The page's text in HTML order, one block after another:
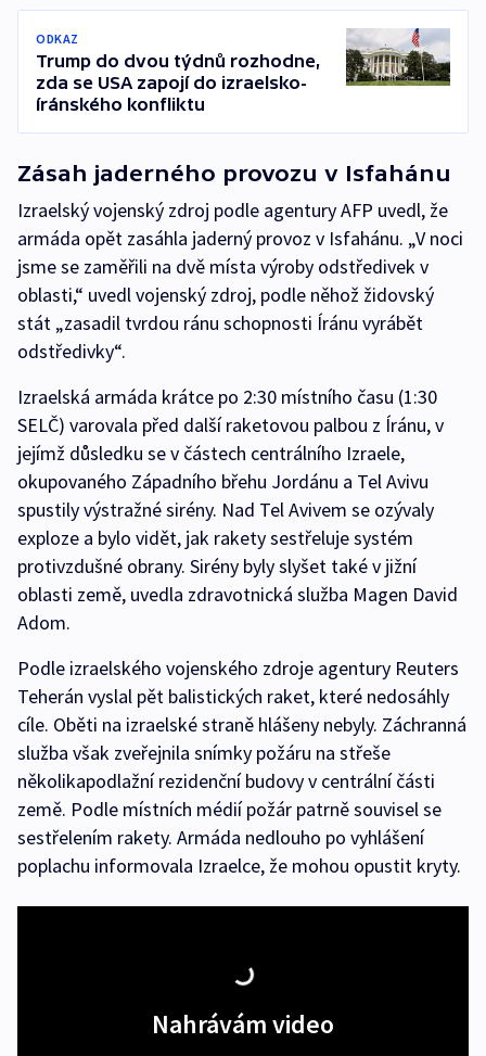
ODKAZ
Trump do dvou týdnů rozhodne,
zda se USA zapojí do izraelsko-
íránského konfliktu
Zásah jaderného provozu v Isfahánu
Izraelský vojenský zdroj podle agentury AFP uvedl, že
armáda opět zasáhla jaderný provoz v Isfahánu. „V noci
jsme se zaměřili na dvě místa výroby odstředivek v
oblasti,“ uvedl vojenský zdroj, podle něhož židovský
stát „zasadil tvrdou ránu schopnosti Íránu vyrábět
odstředivky“.
Izraelská armáda krátce po 2:30 místního času (1:30
SELČ) varovala před další raketovou palbou z Íránu, v
jejímž důsledku se v částech centrálního Izraele,
okupovaného Západního břehu Jordánu a Tel Avivu
spustily výstražné sirény. Nad Tel Avivem se ozývaly
exploze a bylo vidět, jak rakety sestřeluje systém
protivzdušné obrany. Sirény byly slyšet také v jižní
oblasti země, uvedla zdravotnická služba Magen David
Adom.
Podle izraelského vojenského zdroje agentury Reuters
Teherán vyslal pět balistických raket, které nedosáhly
cíle. Oběti na izraelské straně hlášeny nebyly. Záchranná
služba však zveřejnila snímky požáru na střeše
několikapodlažní rezidenční budovy v centrální části
země. Podle místních médií požár patrně souvisel se
sestřelením rakety. Armáda nedlouho po vyhlášení
poplachu informovala Izraelce, že mohou opustit kryty.
Nahrávám video